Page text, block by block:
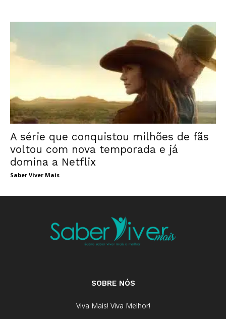
A série que conquistou milhões de fãs
voltou com nova temporada e já
domina a Netflix
Saber Viver Mais
SOBRE NÓS
Viva Mais! Viva Melhor!